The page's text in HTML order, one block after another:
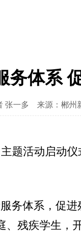
务体系
张一多 来源：郴州
题活动启动
务体系，促
残疾学生，